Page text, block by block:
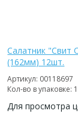
Салатник "Свит
(162мм) 12шт.
Артикул: 00118697
Кол-во в упаковке:
Для просмотра